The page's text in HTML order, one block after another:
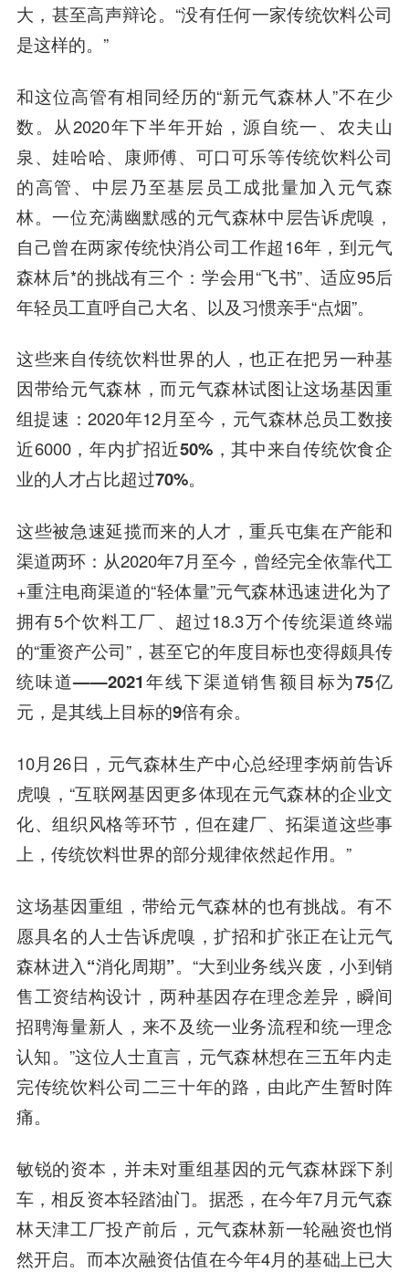
大，甚至高声辩论。“没有任何一家传统饮料公司
是这样的。”
和这位高管有相同经历的“新元气森林人”不在少
数。从2020年下半年开始，源自统一、农夫山
泉、娃哈哈、康师傅、可口可乐等传统饮料公司
的高管、中层乃至基层员工成批量加入元气森
林。一位充满幽默感的元气森林中层告诉虎嗅，
自己曾在两家传统快消公司工作超16年，到元气
森林后*的挑战有三个：学会用“飞书”、适应95后
年轻员工直呼自己大名、以及习惯亲手“点烟”。
这些来自传统饮料世界的人，也正在把另一种基
因带给元气森林 ，而元气森林试图让这场基因重
组提速：2020年12月至今，元气森林总员工数接
近6000，年内扩招近50%，其中来自传统饮食企
业的人才占比超过70%。
这些被急速延揽而来的人才，重兵屯集在产能和
渠道两环 ：从2020年7月至今，曾经完全依靠代工
+重注电商渠道的“轻体量”元气森林迅速进化为了
拥有5个饮料工厂、超过18.3万个传统渠道终端
的“重资产公司”，甚至它的年度目标也变得颇具传
统味道——2021年线下渠道销售额目标为75亿
元，是其线上目标的9倍有余。
10月26日，元气森林生产中心总经理李炳前告诉
虎嗅，“互联网基因更多体现在元气森林的企业文
化、组织风格等环节，但在建厂、拓渠道这些事
上，传统饮料世界的部分规律依然起作用。”
这场基因重组，带给元气森林的也有挑战。有不
愿具名的人士告诉虎嗅，扩招和扩张正在让元气
森林进入“消化周期”。“大到业务线兴废，小到销
售工资结构设计，两种基因存在理念差异，瞬间
招聘海量新人，来不及统一业务流程和统一理念
认知。”这位人士直言， 元气森林想在三五年内走
完传统饮料公司二三十年的路，由此产生暂时阵
痛。
敏锐的资本，并未对重组基因的元气森林踩下刹
车，相反资本轻踏油门。据悉，在今年7月元气森
林天津工厂投产前后，元气森林新一轮融资也悄
然开启。而本次融资估值在今年4月的基础上已大